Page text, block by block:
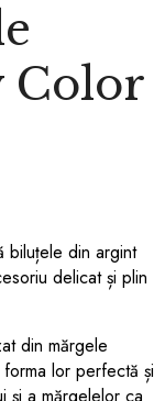
Color
biluțele din argint
delicat și plin
din mărgele
lor perfectă și
și a mărgelelor ca